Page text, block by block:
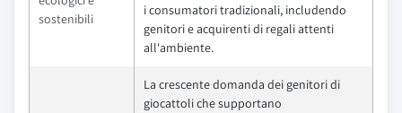
sostenibili
i consumatori tradizionali, includendo
genitori e acquirenti di regali attenti
all'ambiente.
La crescente domanda dei genitori di
giocattoli che supportano